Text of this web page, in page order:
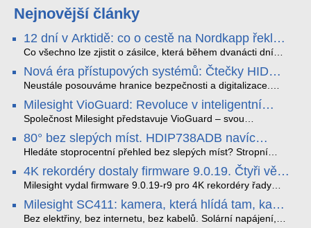
Nejnovější články
12 dní v Arktidě: co o cestě na Nordkapp řekla
data ze SMARTBOX 2 MAX
Co všechno lze zjistit o zásilce, která během dvanácti dní
projede Arktidou? SMARTBOX 2 MAX jsme vzali na trasu z
Tromsø přes Lofoty, Kirunu a finské Laponsko až na
Nordkapp. Bez jediného dobití, v mrazu až −13 °C a mimo
otřesy i náklon. Výsledkem není jen čára na mapě, ale
podrobný datový příběh celé cesty.
Nová éra přístupových systémů: Čtečky HID
Signo
Neustále posouváme hranice bezpečnosti a digitalizace.
v oblasti kontroly přístupu – moderní a vysoce univerzální
čtečky HID Signo.
Milesight VioGuard: Revoluce v inteligentní
detekci dopravních přestupků
Společnost Milesight představuje VioGuard – svou
dopravních přestupků. Tento systém, poháněný
sofistikovanými algoritmy umělé inteligence (AI), je navržen
tak, aby poskytoval komplexní nástroje pro vymáhání
dopravních předpisů, zvyšoval bezpečnost na silnicích a
optimalizoval plynulost dopravy v moderních městech.
80° bez slepých míst. HDIP738ADB navíc
streamuje na YouTube – bez PC.
Hledáte stoprocentní přehled bez slepých míst? Stropní
panoramatická kamera HDIP738ADB skládá obraz ze dvou
4MP senzorů SONY do jednoho čistého 180° záběru bez
zkreslení. K tomu přidává AI detekci osob a vozidel,
YouTube – bez běžícího počítače.
4K rekordéry dostaly firmware 9.0.19. Čtyři věci,
které musíte vědět.
Milesight vydal firmware 9.0.19-r9 pro 4K rekordéry řady
které vám zjednoduší práci – a jedna z nich vám ušetří
spoustu zbytečných výjezdů k zákazníkům.
Milesight SC411: kamera, která hlídá tam, kam
kabel nedosáhne
Bez elektřiny, bez internetu, bez kabelů. Solární napájení,